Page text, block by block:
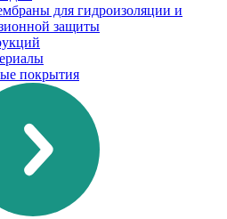
для гидроизоляции и
защиты
покрытия